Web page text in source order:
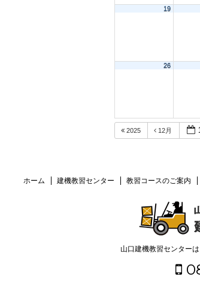
19
26
2025 12月
ホーム 建機教習センター 教習コースのご案内
山口建機教習センター